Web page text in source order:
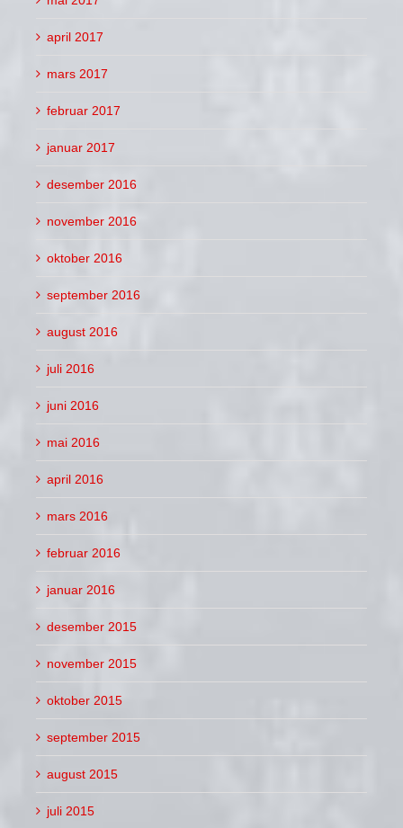
april 2017
mars 2017
februar 2017
januar 2017
desember 2016
november 2016
oktober 2016
september 2016
august 2016
juli 2016
juni 2016
mai 2016
april 2016
mars 2016
februar 2016
januar 2016
desember 2015
november 2015
oktober 2015
september 2015
august 2015
juli 2015